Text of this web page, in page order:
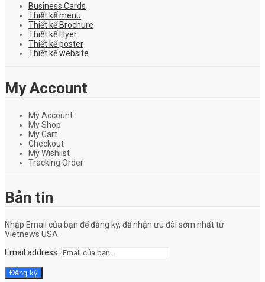
Business Cards
Thiết kế menu
Thiết kế Brochure
Thiết kế Flyer
Thiết kế poster
Thiết kế website
My Account
My Account
My Shop
My Cart
Checkout
My Wishlist
Tracking Order
Bản tin
Nhập Email của bạn để đăng ký, để nhận ưu đãi sớm nhất từ
Vietnews USA
Email address: